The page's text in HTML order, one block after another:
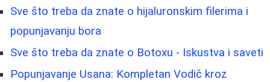
Sve što treba da znate o hijaluronskim filerima i
popunjavanju bora
Sve što treba da znate o Botoxu - Iskustva i saveti
Popunjavanje Usana: Kompletan Vodič kroz